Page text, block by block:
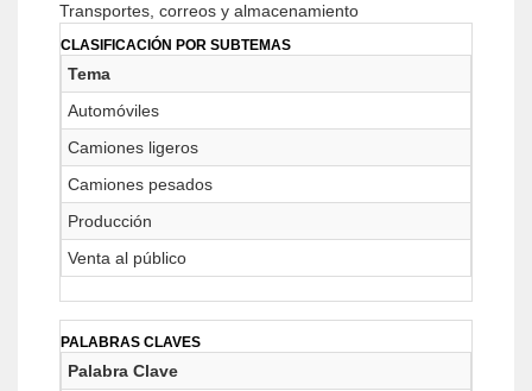
Transportes, correos y almacenamiento
CLASIFICACIÓN POR SUBTEMAS
Tema
Automóviles
Camiones ligeros
Camiones pesados
Producción
Venta al público
PALABRAS CLAVES
Palabra Clave